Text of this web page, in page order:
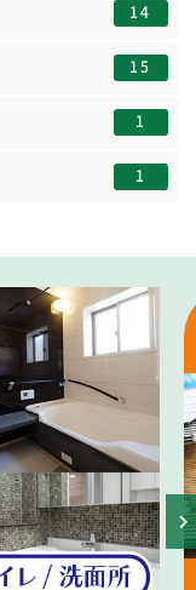
14
15
1
1